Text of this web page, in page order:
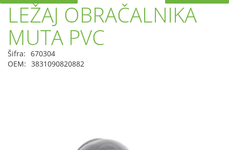
LEŽAJ OBRAČALNIKA
MUTA PVC
Šifra: 670304
OEM: 3831090820882